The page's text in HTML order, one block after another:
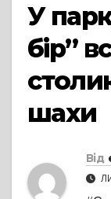
У
бір”
шахи
Від